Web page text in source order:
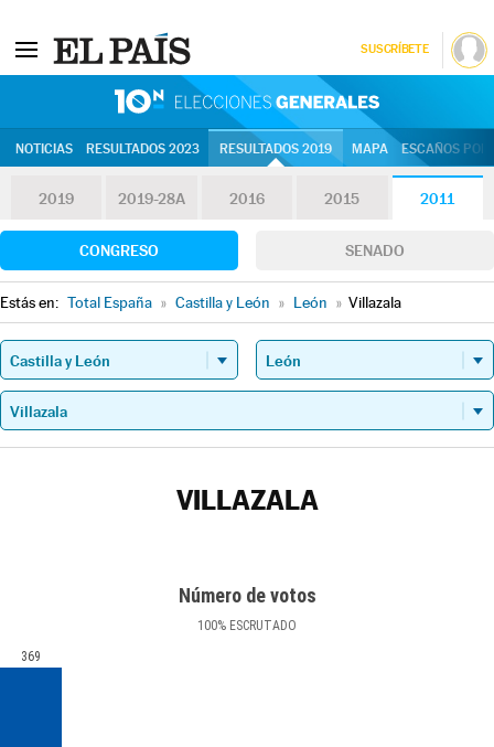
SUSCRÍBETE
NOTICIAS RESULTADOS 2023 RESULTADOS 2019 MAPA ESCAÑOS
2019 2019-28A 2016 2015 2011
CONGRESO SENADO
Estás en: Total España » Castilla y León » León » Villazala
VILLAZALA
Número de votos
100% ESCRUTADO
369